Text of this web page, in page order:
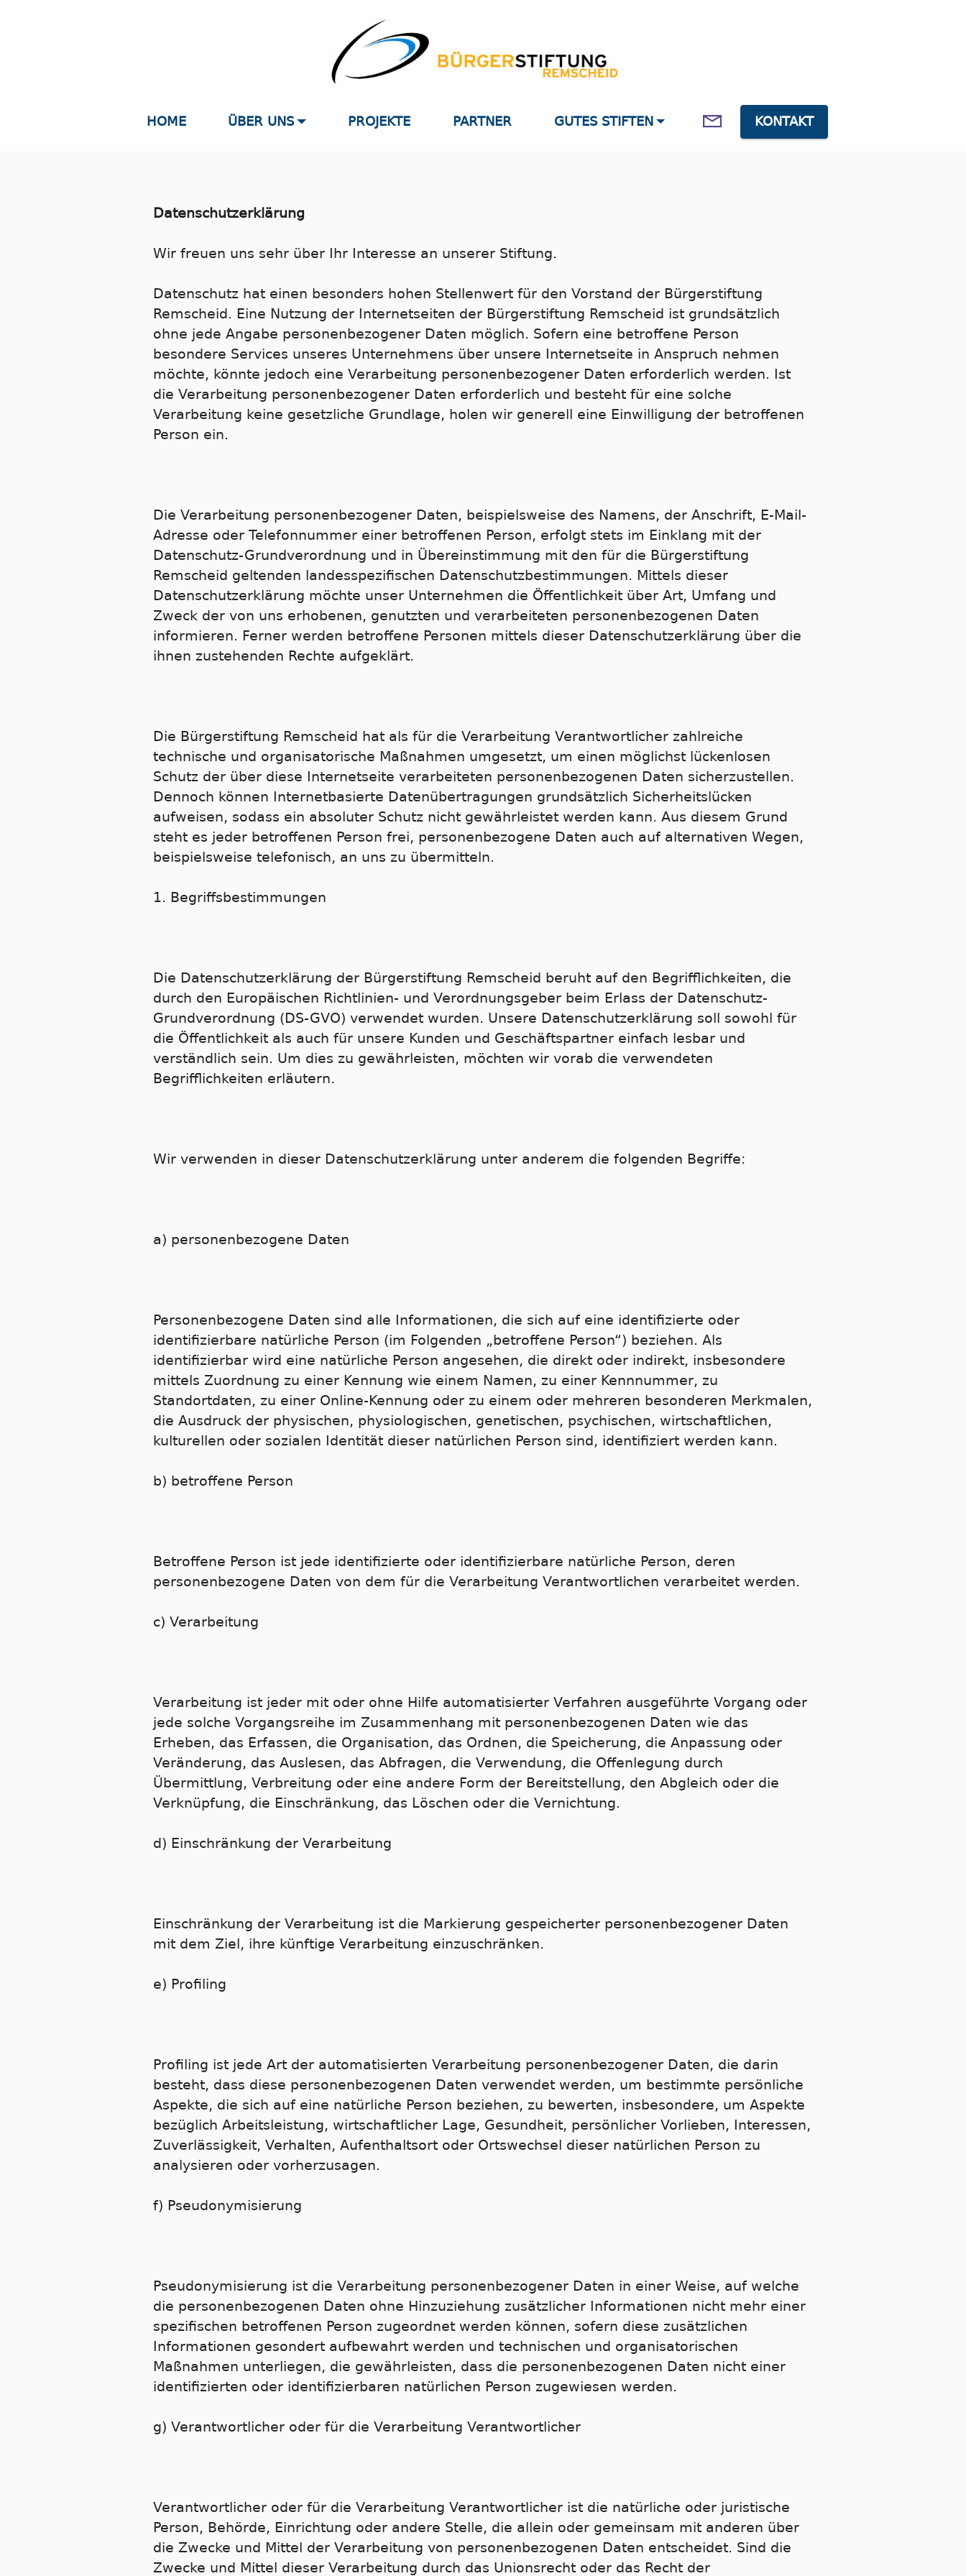
HOME ÜBER UNS PROJEKTE PARTNER GUTES STIFTEN KONTAKT
Datenschutzerklärung
Wir freuen uns sehr über Ihr Interesse an unserer Stiftung.
Datenschutz hat einen besonders hohen Stellenwert für den Vorstand der Bürgerstiftung
Remscheid. Eine Nutzung der Internetseiten der Bürgerstiftung Remscheid ist grundsätzlich
ohne jede Angabe personenbezogener Daten möglich. Sofern eine betroffene Person
besondere Services unseres Unternehmens über unsere Internetseite in Anspruch nehmen
möchte, könnte jedoch eine Verarbeitung personenbezogener Daten erforderlich werden. Ist
die Verarbeitung personenbezogener Daten erforderlich und besteht für eine solche
Verarbeitung keine gesetzliche Grundlage, holen wir generell eine Einwilligung der betroffenen
Person ein.
Die Verarbeitung personenbezogener Daten, beispielsweise des Namens, der Anschrift, E-Mail-
Adresse oder Telefonnummer einer betroffenen Person, erfolgt stets im Einklang mit der
Datenschutz-Grundverordnung und in Übereinstimmung mit den für die Bürgerstiftung
Remscheid geltenden landesspezifischen Datenschutzbestimmungen. Mittels dieser
Datenschutzerklärung möchte unser Unternehmen die Öffentlichkeit über Art, Umfang und
Zweck der von uns erhobenen, genutzten und verarbeiteten personenbezogenen Daten
informieren. Ferner werden betroffene Personen mittels dieser Datenschutzerklärung über die
ihnen zustehenden Rechte aufgeklärt.
Die Bürgerstiftung Remscheid hat als für die Verarbeitung Verantwortlicher zahlreiche
technische und organisatorische Maßnahmen umgesetzt, um einen möglichst lückenlosen
Schutz der über diese Internetseite verarbeiteten personenbezogenen Daten sicherzustellen.
Dennoch können Internetbasierte Datenübertragungen grundsätzlich Sicherheitslücken
aufweisen, sodass ein absoluter Schutz nicht gewährleistet werden kann. Aus diesem Grund
steht es jeder betroffenen Person frei, personenbezogene Daten auch auf alternativen Wegen,
beispielsweise telefonisch, an uns zu übermitteln.
1. Begriffsbestimmungen
Die Datenschutzerklärung der Bürgerstiftung Remscheid beruht auf den Begrifflichkeiten, die
durch den Europäischen Richtlinien- und Verordnungsgeber beim Erlass der Datenschutz-
Grundverordnung (DS-GVO) verwendet wurden. Unsere Datenschutzerklärung soll sowohl für
die Öffentlichkeit als auch für unsere Kunden und Geschäftspartner einfach lesbar und
verständlich sein. Um dies zu gewährleisten, möchten wir vorab die verwendeten
Begrifflichkeiten erläutern.
Wir verwenden in dieser Datenschutzerklärung unter anderem die folgenden Begriffe:
a) personenbezogene Daten
Personenbezogene Daten sind alle Informationen, die sich auf eine identifizierte oder
identifizierbare natürliche Person (im Folgenden „betroffene Person“) beziehen. Als
identifizierbar wird eine natürliche Person angesehen, die direkt oder indirekt, insbesondere
mittels Zuordnung zu einer Kennung wie einem Namen, zu einer Kennnummer, zu
Standortdaten, zu einer Online-Kennung oder zu einem oder mehreren besonderen Merkmalen,
die Ausdruck der physischen, physiologischen, genetischen, psychischen, wirtschaftlichen,
kulturellen oder sozialen Identität dieser natürlichen Person sind, identifiziert werden kann.
b) betroffene Person
Betroffene Person ist jede identifizierte oder identifizierbare natürliche Person, deren
personenbezogene Daten von dem für die Verarbeitung Verantwortlichen verarbeitet werden.
c) Verarbeitung
Verarbeitung ist jeder mit oder ohne Hilfe automatisierter Verfahren ausgeführte Vorgang oder
jede solche Vorgangsreihe im Zusammenhang mit personenbezogenen Daten wie das
Erheben, das Erfassen, die Organisation, das Ordnen, die Speicherung, die Anpassung oder
Veränderung, das Auslesen, das Abfragen, die Verwendung, die Offenlegung durch
Übermittlung, Verbreitung oder eine andere Form der Bereitstellung, den Abgleich oder die
Verknüpfung, die Einschränkung, das Löschen oder die Vernichtung.
d) Einschränkung der Verarbeitung
Einschränkung der Verarbeitung ist die Markierung gespeicherter personenbezogener Daten
mit dem Ziel, ihre künftige Verarbeitung einzuschränken.
e) Profiling
Profiling ist jede Art der automatisierten Verarbeitung personenbezogener Daten, die darin
besteht, dass diese personenbezogenen Daten verwendet werden, um bestimmte persönliche
Aspekte, die sich auf eine natürliche Person beziehen, zu bewerten, insbesondere, um Aspekte
bezüglich Arbeitsleistung, wirtschaftlicher Lage, Gesundheit, persönlicher Vorlieben, Interessen,
Zuverlässigkeit, Verhalten, Aufenthaltsort oder Ortswechsel dieser natürlichen Person zu
analysieren oder vorherzusagen.
f) Pseudonymisierung
Pseudonymisierung ist die Verarbeitung personenbezogener Daten in einer Weise, auf welche
die personenbezogenen Daten ohne Hinzuziehung zusätzlicher Informationen nicht mehr einer
spezifischen betroffenen Person zugeordnet werden können, sofern diese zusätzlichen
Informationen gesondert aufbewahrt werden und technischen und organisatorischen
Maßnahmen unterliegen, die gewährleisten, dass die personenbezogenen Daten nicht einer
identifizierten oder identifizierbaren natürlichen Person zugewiesen werden.
g) Verantwortlicher oder für die Verarbeitung Verantwortlicher
Verantwortlicher oder für die Verarbeitung Verantwortlicher ist die natürliche oder juristische
Person, Behörde, Einrichtung oder andere Stelle, die allein oder gemeinsam mit anderen über
die Zwecke und Mittel der Verarbeitung von personenbezogenen Daten entscheidet. Sind die
Zwecke und Mittel dieser Verarbeitung durch das Unionsrecht oder das Recht der